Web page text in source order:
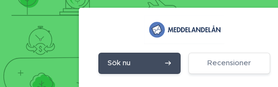
Sök nu Recensioner